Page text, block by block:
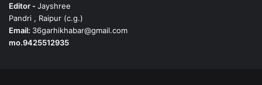
Editor -Jayshree
Pandri , Raipur (c.g.)
Email: 36garhikhabar@gmail.com
mo.9425512935